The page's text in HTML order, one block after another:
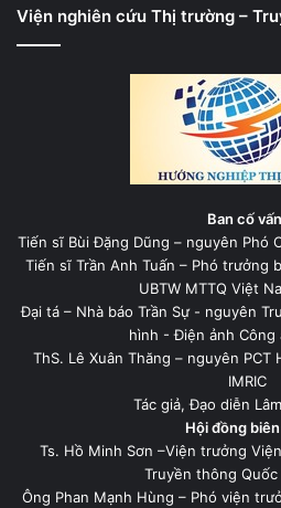
Viện nghiên cứu Thị trường –
Ban cố
Tiến sĩ Bùi Đặng Dũng – nguyên Phó
Tiến sĩ Trần Anh Tuấn – Phó trưởng
UBTW MTTQ Việt
Đại tá – Nhà báo Trần Sự - nguyên
hình - Điện ảnh Công
ThS. Lê Xuân Thăng – nguyên PCT
IMRIC
Tác giả, Đạo diễn
Hội đồng
Ts. Hồ Minh Sơn –Viện trưởng
Truyền thông Quốc
Ông Phan Mạnh Hùng – Phó viện